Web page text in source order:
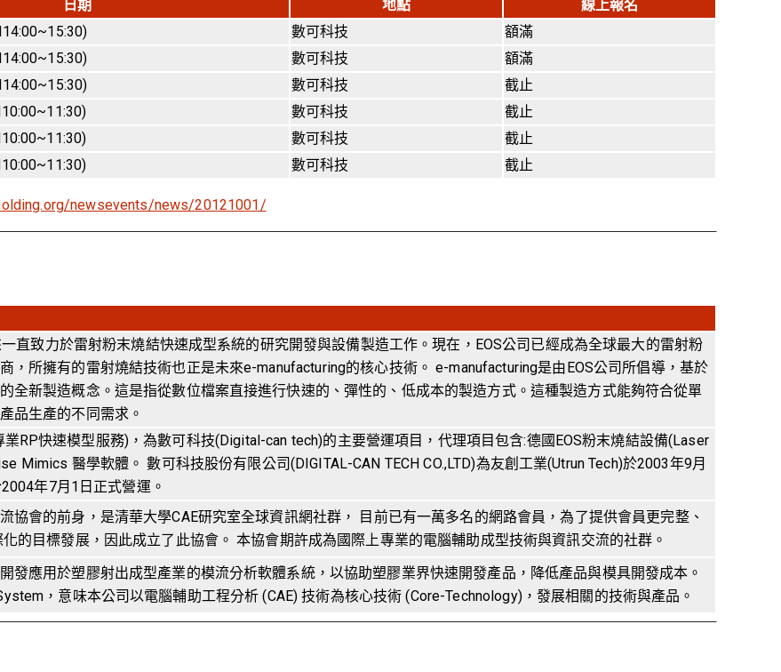
日期 地點
線上報名
數可科技
額滿
數可科技
額滿
數可科技
截止
數可科技
截止
數可科技
截止
數可科技 截止
newsevents/news/20121001/
直致力於雷射粉末燒結快速成型系統的研究開發與設備製造工作。現在，EOS公司已經成為全球最大的雷射粉
，所擁有的雷射燒結技術也正是未來e-manufacturing的核心技術。 e-manufacturing是由EOS公司所倡導，基於
全新製造概念。這是指從數位檔案直接進行快速的、彈性的、低成本的製造方式。這種製造方式能夠符合從單
品生產的不同需求。
RP快速模型服務)，為數可科技(Digital-can tech)的主要營運項目，代理項目包含:德國EOS粉末燒結設備(Laser
Mimics 醫學軟體。 數可科技股份有限公司(DIGITAL-CAN TECH CO.,LTD)為友創工業(Utrun Tech)於2003年9月
年7月1日正式營運。
協會的前身，是清華大學CAE研究室全球資訊網社群， 目前已有一萬多名的網路會員，為了提供會員更完整、
的目標發展，因此成立了此協會。 本協會期許成為國際上專業的電腦輔助成型技術與資訊交流的社群。
發應用於塑膠射出成型產業的模流分析軟體系統，以協助塑膠業界快速開發產品，降低產品與模具開發成本。
，意味本公司以電腦輔助工程分析 (CAE) 技術為核心技術 (Core-Technology)，發展相關的技術與產品。